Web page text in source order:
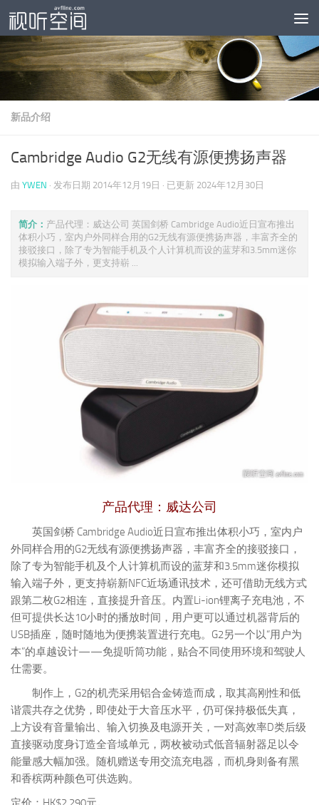
跳至内容
新品介绍
Cambridge Audio G2无线有源便携扬声器
由 YWEN · 发布日期 2014年12月19日 · 已更新 2024年12月30日
简介： 产品代理：威达公司 英国剑桥 Cambridge Audio近日宣布推出
体积小巧，室内户外同样合用的G2无线有源便携扬声器，丰富齐全的
接驳接口，除了专为智能手机及个人计算机而设的蓝芽和3.5mm迷你
模拟输入端子外，更支持崭 ...
产品代理：威达公司
英国剑桥 Cambridge Audio近日宣布推出体积小巧，室内户
外同样合用的G2无线有源便携扬声器，丰富齐全的接驳接口，
除了专为智能手机及个人计算机而设的蓝芽和3.5mm迷你模拟
输入端子外，更支持崭新NFC近场通讯技术，还可借助无线方式
跟第二枚G2相连，直接提升音压。内置Li-ion锂离子充电池，不
但可提供长达10小时的播放时间，用户更可以通过机器背后的
USB插座，随时随地为便携装置进行充电。G2另一个以“用户为
本”的卓越设计——免提听筒功能，贴合不同使用环境和驾驶人
仕需要。
制作上，G2的机壳采用铝合金铸造而成，取其高刚性和低
谐震共存之优势，即使处于大音压水平，仍可保持极低失真，
上方设有音量输出、输入切换及电源开关，一对高效率D类后级
直接驱动度身订造全音域单元，两枚被动式低音辐射器足以令
能量感大幅加强。随机赠送专用交流充电器，而机身则备有黑
和香槟两种颜色可供选购。